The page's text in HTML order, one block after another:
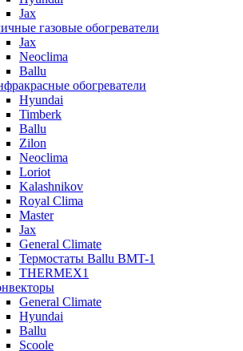
Jax
газовые обогреватели
Jax
Neoclima
Ballu
обогреватели
Hyundai
Timberk
Ballu
Zilon
Neoclima
Loriot
Kalashnikov
Royal Clima
Master
Jax
General Climate
Термостаты Ballu BMT-1
THERMEX1
General Climate
Hyundai
Ballu
Scoole